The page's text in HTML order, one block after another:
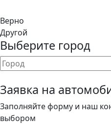
Верно
Другой
Выберите город
Заявка на
Заполняйте форму и наш
выбором